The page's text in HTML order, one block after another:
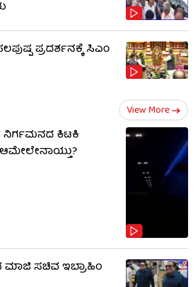
ಪ್ರದರ್ಶನಕ್ಕೆ ಸಿಎಂ
View More
ನಿರ್ಗಮನದ ಕಿಟಕಿ
ಸಚಿವ ಇಬ್ರಾಹಿಂ